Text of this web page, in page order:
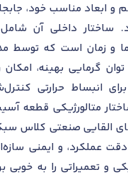
ابعاد مناسب خود،
ساختار داخلی آن
و زمان است که توسط
گرمایی بهینه، امکان
انبساط حرارتی
متالورژیکی قطعه
القایی صنعتی کلاس
عملکرد، و ایمنی
و تعمیراتی را به خوبی